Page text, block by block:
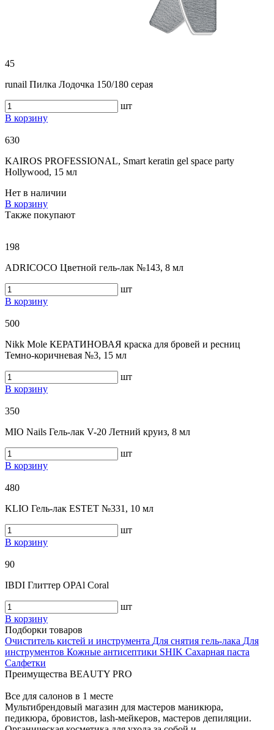
45
runail Пилка Лодочка 150/180 серая
шт
В корзину
630
KAIROS PROFESSIONAL, Smart keratin gel space party
Hollywood, 15 мл
Нет в наличии
В корзину
Также покупают
198
ADRICOCO Цветной гель-лак №143, 8 мл
шт
В корзину
500
Nikk Mole КЕРАТИНОВАЯ краска для бровей и ресниц
Темно-коричневая №3, 15 мл
шт
В корзину
350
MIO Nails Гель-лак V-20 Летний круиз, 8 мл
шт
В корзину
480
KLIO Гель-лак ESTET №331, 10 мл
шт
В корзину
90
IBDI Глиттер OPAl Coral
шт
В корзину
Подборки товаров
Очиститель кистей и инструмента Для снятия гель-лака Для
инструментов Кожные антисептики SHIK Сахарная паста
Салфетки
Преимущества BEAUTY PRO
Все для салонов в 1 месте
Мультибрендовый магазин для мастеров маникюра,
педикюра, бровистов, lash-мейкеров, мастеров депиляции.